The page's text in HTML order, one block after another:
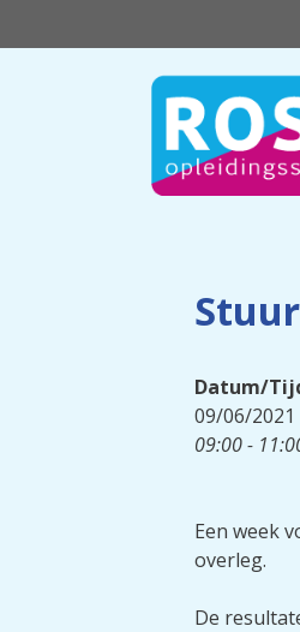
naar
Datum/
09/06/2021
09:00 -
Een week
overleg.
De